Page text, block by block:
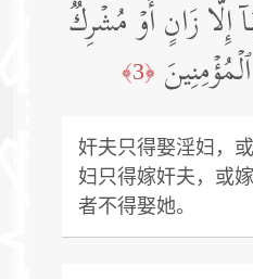
إِلَّا زَانٍ أَوۡ مُشۡرِكࣱۚ
﴿3﴾
奸夫只得娶淫妇，
妇只得嫁奸夫，或
者不得娶她。